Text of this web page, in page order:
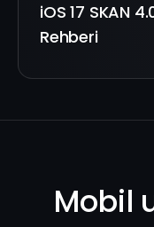
iOS 17 SKAN
Rehberi
Mobil